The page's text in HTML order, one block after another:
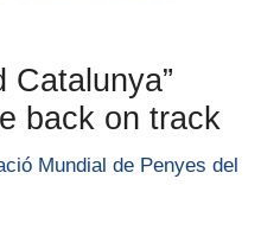
Catalunya”
back on track
Mundial de Penyes del